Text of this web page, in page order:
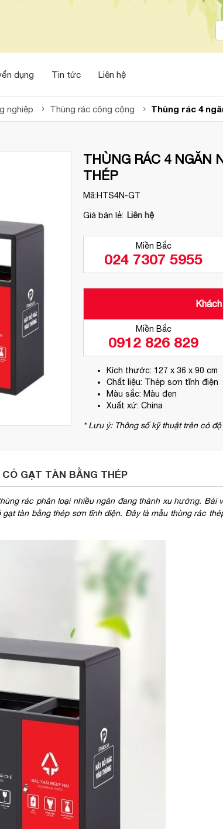
dụng Tin tức Liên hệ
nghiệp Thùng rác công cộng Thùng rác 4
THÙNG RÁC 4 NGĂN
THÉP
Mã:HTS4N-GT
Giá bán lẻ: Liên hệ
Miền Bắc
024 7307 5955
Miền Bắc
0912 826 829
Kích thước: 127 x 36 x 90 cm
Chất liệu: Thép sơn tĩnh điện
Màu sắc: Màu đen
Xuất xứ: China
* Lưu ý: Thông số kỹ thuật trên có
GẠT TÀN BẰNG THÉP
rác phân loại nhiều ngăn đang thành xu hướng. Bài
tàn bằng thép sơn tĩnh điện. Đây là mẫu thùng rác